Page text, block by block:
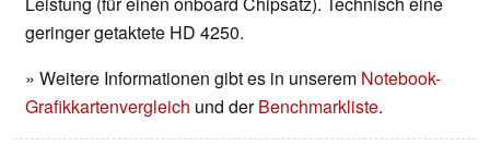
geringer getaktete HD 4250.
» Weitere Informationen gibt es in unserem Notebook-
Grafikkartenvergleich und derBenchmarkliste.